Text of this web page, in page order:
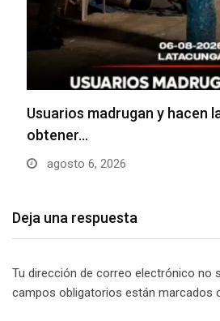
Usuarios madrugan y hacen
obtener…
agosto 6, 2026
Deja una respuesta
Tu dirección de correo electrónico no
campos obligatorios están marcados